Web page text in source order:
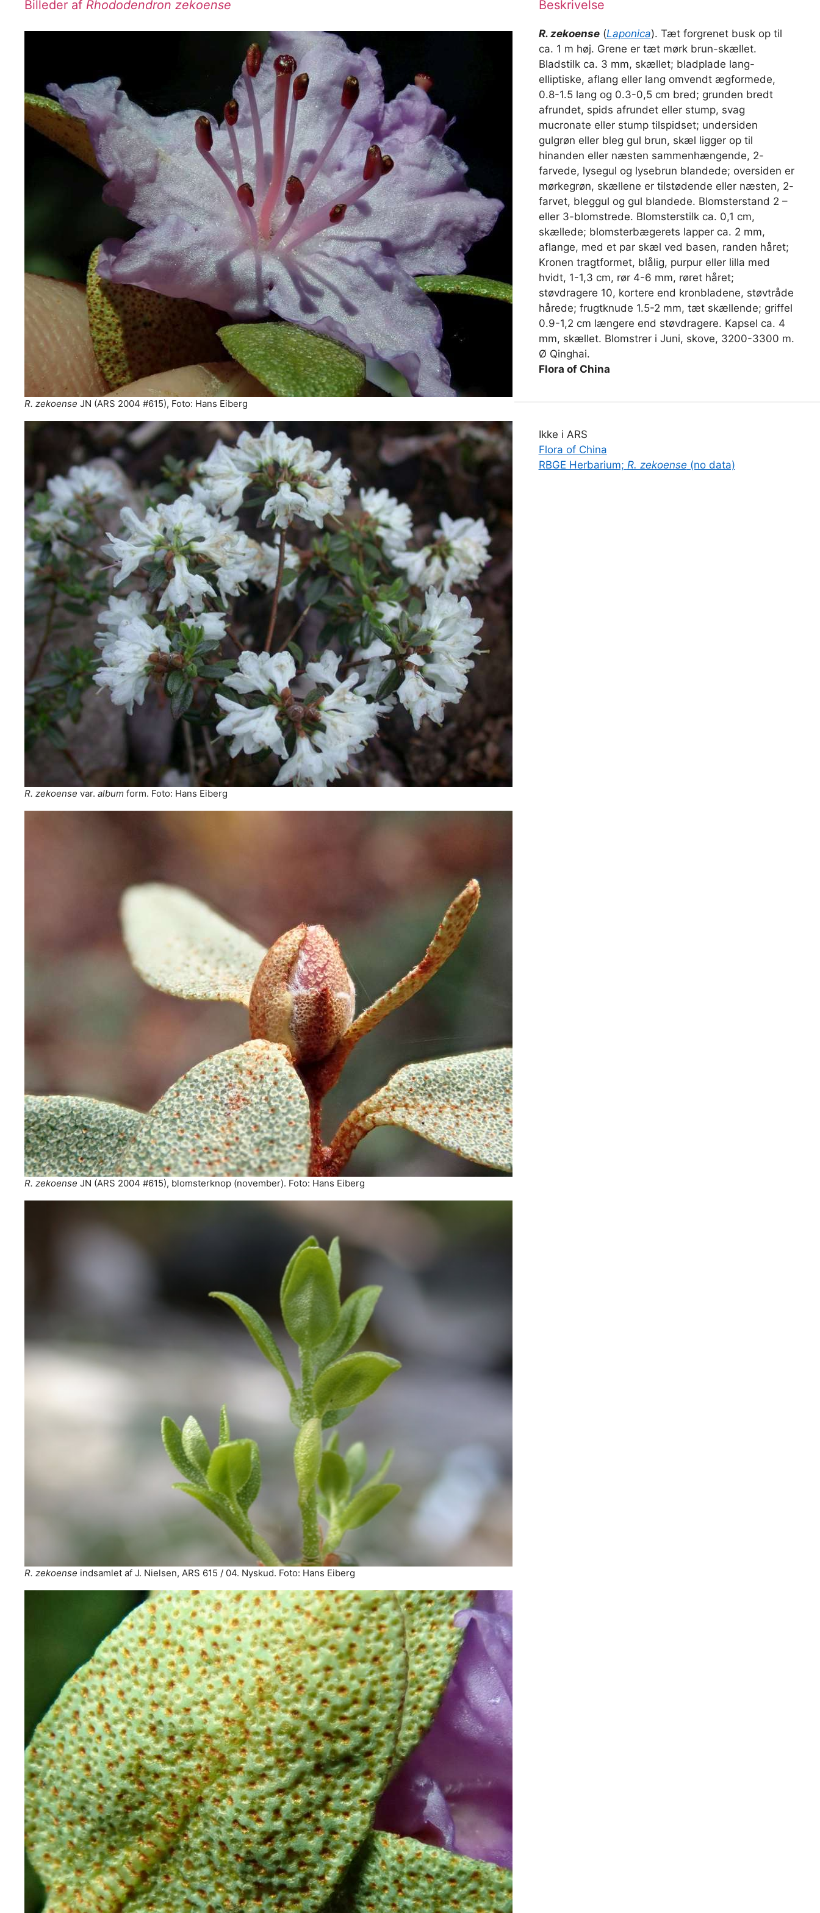
Billeder af Rhododendron zekoense
R. zekoense JN (ARS 2004 #615), Foto: Hans Eiberg
R. zekoense var. album form. Foto: Hans Eiberg
R. zekoense JN (ARS 2004 #615), blomsterknop (november). Foto: Hans Eiberg
R. zekoense indsamlet af J. Nielsen, ARS 615 / 04. Nyskud. Foto: Hans Eiberg
Beskrivelse
R. zekoense(Laponica). Tæt forgrenet busk op til
ca. 1 m høj. Grene er tæt mørk brun-skællet.
Bladstilk ca. 3 mm, skællet; bladplade lang-
elliptiske, aflang eller lang omvendt ægformede,
0.8-1.5 lang og 0.3-0,5 cm bred; grunden bredt
afrundet, spids afrundet eller stump, svag
mucronate eller stump tilspidset; undersiden
gulgrøn eller bleg gul brun, skæl ligger op til
hinanden eller næsten sammenhængende, 2-
farvede, lysegul og lysebrun blandede; oversiden er
mørkegrøn, skællene er tilstødende eller næsten, 2-
farvet, bleggul og gul blandede. Blomsterstand 2 –
eller 3-blomstrede. Blomsterstilk ca. 0,1 cm,
skællede; blomsterbægerets lapper ca. 2 mm,
aflange, med et par skæl ved basen, randen håret;
Kronen tragtformet, blålig, purpur eller lilla med
hvidt, 1-1,3 cm, rør 4-6 mm, røret håret;
støvdragere 10, kortere end kronbladene, støvtråde
hårede; frugtknude 1.5-2 mm, tæt skællende; griffel
0.9-1,2 cm længere end støvdragere. Kapsel ca. 4
mm, skællet. Blomstrer i Juni, skove, 3200-3300 m.
Ø Qinghai.
Flora of China
Ikke i ARS
Flora of China
RBGE Herbarium; R. zekoense (no data)